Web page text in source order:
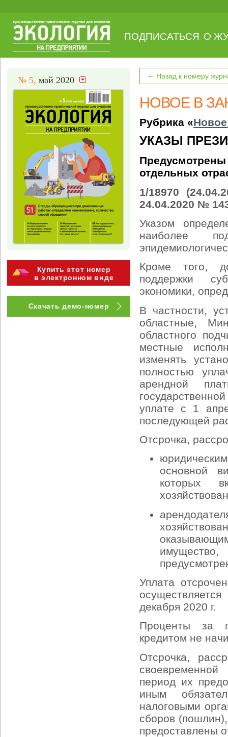
ПОДПИСАТЬСЯ О
№ 5, май 2020
Купить этот номер
в электронном виде
Скачать демо-номер
← Назад к номеру
НОВОЕ В
Рубрика «Новое
УКАЗЫ
отдельных
1/18970
24.04.2020 №
Указом
наиболее
Кроме того,
поддержки
экономики,
В частности,
областные,
областного
местные
изменять
полностью
арендной
уплате с 1
последующей
Отсрочка,
основной
которых
Уплата
декабря 2020 г.
Проценты за
кредитом не
Отсрочка,
период их
иным
налоговыми
сборов
предоставлены